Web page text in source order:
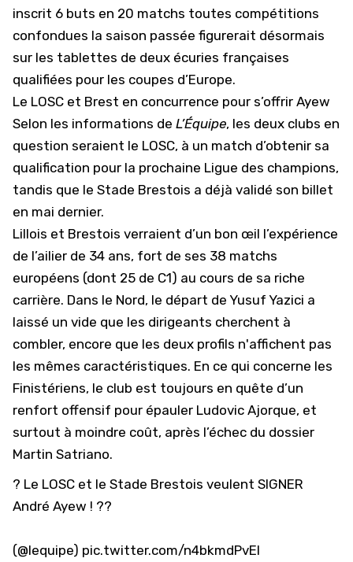
inscrit 6 buts en 20 matchs toutes compétitions
confondues la saison passée figurerait désormais
sur les tablettes de deux écuries françaises
qualifiées pour les coupes d’Europe.
Le LOSC et Brest en concurrence pour s’offrir Ayew
Selon les informations de L’Équipe, les deux clubs en
question seraient le LOSC, à un match d’obtenir sa
qualification pour la prochaine Ligue des champions,
tandis que le Stade Brestois a déjà validé son billet
en mai dernier.
Lillois et Brestois verraient d’un bon œil l’expérience
de l’ailier de 34 ans, fort de ses 38 matchs
européens (dont 25 de C1) au cours de sa riche
carrière. Dans le Nord, le départ de Yusuf Yazici a
laissé un vide que les dirigeants cherchent à
combler, encore que les deux profils n'affichent pas
les mêmes caractéristiques. En ce qui concerne les
Finistériens, le club est toujours en quête d’un
renfort offensif pour épauler Ludovic Ajorque, et
surtout à moindre coût, après l’échec du dossier
Martin Satriano.
? Le LOSC et le Stade Brestois veulent SIGNER
André Ayew ! ??
(@lequipe) pic.twitter.com/n4bkmdPvEI